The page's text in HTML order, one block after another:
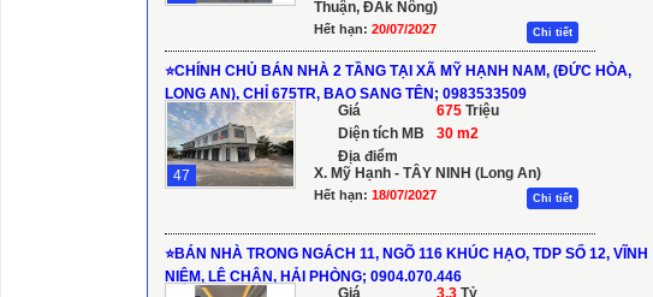
Thuận, ĐẮk Nông)
Hết hạn: 20/07/2027 Chi tiết
⭐️CHÍNH CHỦ BÁN NHÀ 2 TẦNG TẠI XÃ MỸ HẠNH NAM, (ĐỨC HÒA,
LONG AN), CHỈ 675TR, BAO SANG TÊN; 0983533509
47
Giá 675 Triệu
Diện tích MB
30 m2
Địa điểm
X. Mỹ Hạnh - TÂY NINH (Long An)
Hết hạn: 18/07/2027 Chi tiết
⭐️BÁN NHÀ TRONG NGÁCH 11, NGÕ 116 KHÚC HẠO, TDP SỐ 12, VĨNH
NIỆM, LÊ CHÂN, HẢI PHÒNG; 0904.070.446
Giá
3.3 Tỷ